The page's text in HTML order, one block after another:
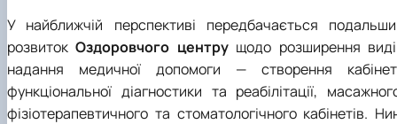
У найближчій перспективі передбачається
розвитокОздоровчого центрущодо розширення
надання медичної допомоги — створення
функціональної діагностики та реабілітації,
фізіотерапевтичного та стоматологічного кабінетів.